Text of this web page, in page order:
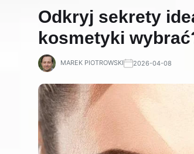
Odkryj sekrety
kosmetyki
MAREK PIOTROWSKI 2026-04-08